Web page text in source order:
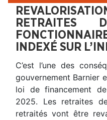
INDEXÉ SUR
C’est l’une des
gouvernement Barnier
loi de financement
2025. Les retraites
retraités vont être